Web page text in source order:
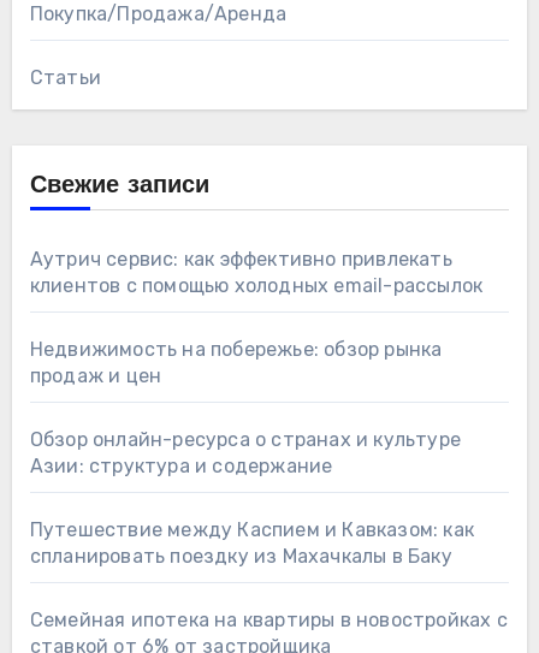
Покупка/Продажа/Аренда
Статьи
Свежие записи
Аутрич сервис: как эффективно привлекать
клиентов с помощью холодных email-рассылок
Недвижимость на побережье: обзор рынка
продаж и цен
Обзор онлайн-ресурса о странах и культуре
Азии: структура и содержание
Путешествие между Каспием и Кавказом: как
спланировать поездку из Махачкалы в Баку
Семейная ипотека на квартиры в новостройках с
ставкой от 6% от застройщика